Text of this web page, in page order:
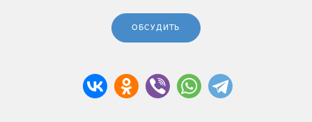
ОБСУДИТЬ